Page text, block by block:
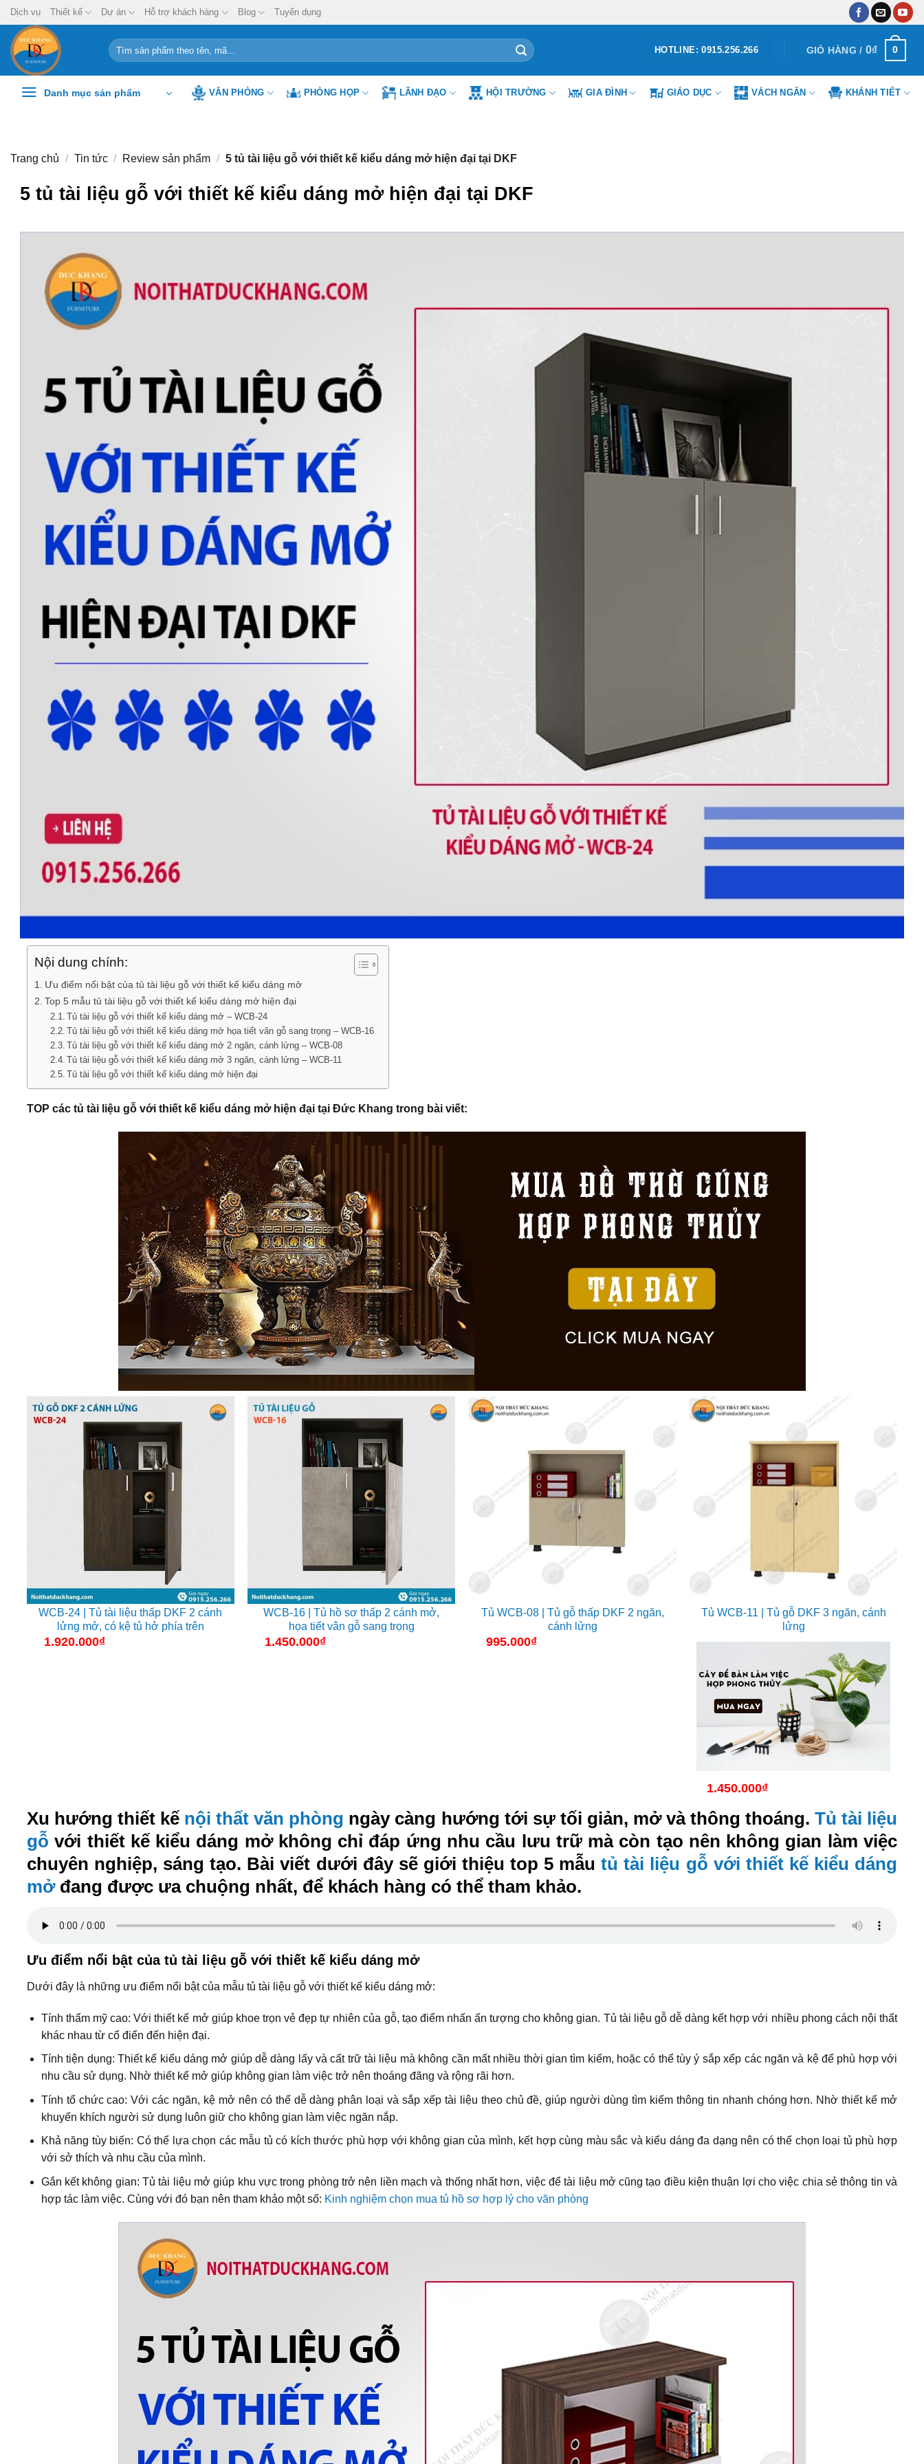
Chuyển
đến
nội
dung
Dịch vụ Thiết kế Dự án Hỗ trợ khách hàng Blog Tuyển dụng
Tìm
kiếm:
HOTLINE: 0915.256.266 GIỎ HÀNG / 0₫ 0
Danh mục sản phẩm VĂN PHÒNG PHÒNG HỌP LÃNH ĐẠO HỘI TRƯỜNG GIA ĐÌNH GIÁO DỤC VÁCH NGĂN KHÁNH TIẾT
Trang chủ / Tin tức / Review sản phẩm / 5 tủ tài liệu gỗ với thiết kế kiểu dáng mở hiện đại tại DKF
5 tủ tài liệu gỗ với thiết kế kiểu dáng mở hiện đại tại DKF
Nội dung chính:
Ưu điểm nổi bật của tủ tài liệu gỗ với thiết kế kiểu dáng mở
Top 5 mẫu tủ tài liệu gỗ với thiết kế kiểu dáng mở hiện đại
Tủ tài liệu gỗ với thiết kế kiểu dáng mở – WCB-24
Tủ tài liệu gỗ với thiết kế kiểu dáng mở họa tiết vân gỗ sang trọng – WCB-16
Tủ tài liệu gỗ với thiết kế kiểu dáng mở 2 ngăn, cánh lửng – WCB-08
Tủ tài liệu gỗ với thiết kế kiểu dáng mở 3 ngăn, cánh lửng – WCB-11
Tủ tài liệu gỗ với thiết kế kiểu dáng mở hiện đại
TOP các tủ tài liệu gỗ với thiết kế kiểu dáng mở hiện đại tại Đức Khang trong bài viết:
WCB-24 | Tủ tài liệu thấp DKF 2 cánh
lửng mở, có kệ tủ hở phía trên
1.920.000₫
WCB-16 | Tủ hồ sơ thấp 2 cánh mở,
họa tiết vân gỗ sang trọng
1.450.000₫
Tủ WCB-08 | Tủ gỗ thấp DKF 2 ngăn,
cánh lửng
995.000₫
Tủ WCB-11 | Tủ gỗ DKF 3 ngăn, cánh
lửng
1.450.000₫
Xu hướng thiết kế nội thất văn phòng ngày càng hướng tới sự tối giản, mở và thông thoáng. Tủ tài liệu
gỗ với thiết kế kiểu dáng mở không chỉ đáp ứng nhu cầu lưu trữ mà còn tạo nên không gian làm việc
chuyên nghiệp, sáng tạo. Bài viết dưới đây sẽ giới thiệu top 5 mẫutủ tài liệu gỗ với thiết kế kiểu dáng
mởđang được ưa chuộng nhất, để khách hàng có thể tham khảo.
Ưu điểm nổi bật của tủ tài liệu gỗ với thiết kế kiểu dáng mở
Dưới đây là những ưu điểm nổi bật của mẫu tủ tài liệu gỗ với thiết kế kiểu dáng mở:
Tính thẩm mỹ cao: Với thiết kế mở giúp khoe trọn vẻ đẹp tự nhiên của gỗ, tạo điểm nhấn ấn tượng cho không gian. Tủ tài liệu gỗ dễ dàng kết hợp với nhiều phong cách nội thất
khác nhau từ cổ điển đến hiện đại.
Tính tiện dụng: Thiết kế kiểu dáng mở giúp dễ dàng lấy và cất trữ tài liệu mà không cần mất nhiều thời gian tìm kiếm, hoặc có thể tùy ý sắp xếp các ngăn và kệ để phù hợp với
nhu cầu sử dụng. Nhờ thiết kế mở giúp không gian làm việc trở nên thoáng đãng và rộng rãi hơn.
Tính tổ chức cao: Với các ngăn, kệ mở nên có thể dễ dàng phân loại và sắp xếp tài liệu theo chủ đề, giúp người dùng tìm kiếm thông tin nhanh chóng hơn. Nhờ thiết kế mở
khuyến khích người sử dụng luôn giữ cho không gian làm việc ngăn nắp.
Khả năng tùy biến: Có thể lựa chọn các mẫu tủ có kích thước phù hợp với không gian của mình, kết hợp cùng màu sắc và kiểu dáng đa dạng nên có thể chọn loại tủ phù hợp
với sở thích và nhu cầu của mình.
Gắn kết không gian: Tủ tài liệu mở giúp khu vực trong phòng trở nên liền mạch và thống nhất hơn, việc để tài liệu mở cũng tạo điều kiện thuận lợi cho việc chia sẻ thông tin và
hợp tác làm việc. Cùng với đó bạn nên tham khảo một số: Kinh nghiệm chọn mua tủ hồ sơ hợp lý cho văn phòng